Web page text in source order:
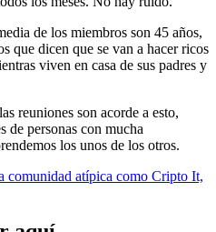
de los miembros son 45 años,
que dicen que se van a hacer ricos
viven en casa de sus padres y
reuniones son acorde a esto,
de personas con mucha
los unos de los otros.
comunidad atípica como Cripto It,